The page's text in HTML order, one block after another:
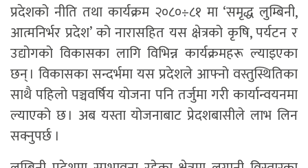
प्रदेशको नीति तथा कार्यक्रम २०८०÷८१ मा ‘समृद्ध लुम्बिनी,
आत्मनिर्भर प्रदेश’ को नारासहित यस क्षेत्रको कृषि, पर्यटन र
उद्योगको विकासका लागि विभिन्न कार्यक्रमहरू ल्याइएका
छन् । विकासका सन्दर्भमा यस प्रदेशले आफ्नो वस्तुस्थितिका
साथै पहिलो पञ्चवर्षिय योजना पनि तर्जुमा गरी कार्यान्वयनमा
ल्याएको छ । अब यस्ता योजनाबाट प्रेदशबासीले लाभ लिन
सक्नुपर्छ ।